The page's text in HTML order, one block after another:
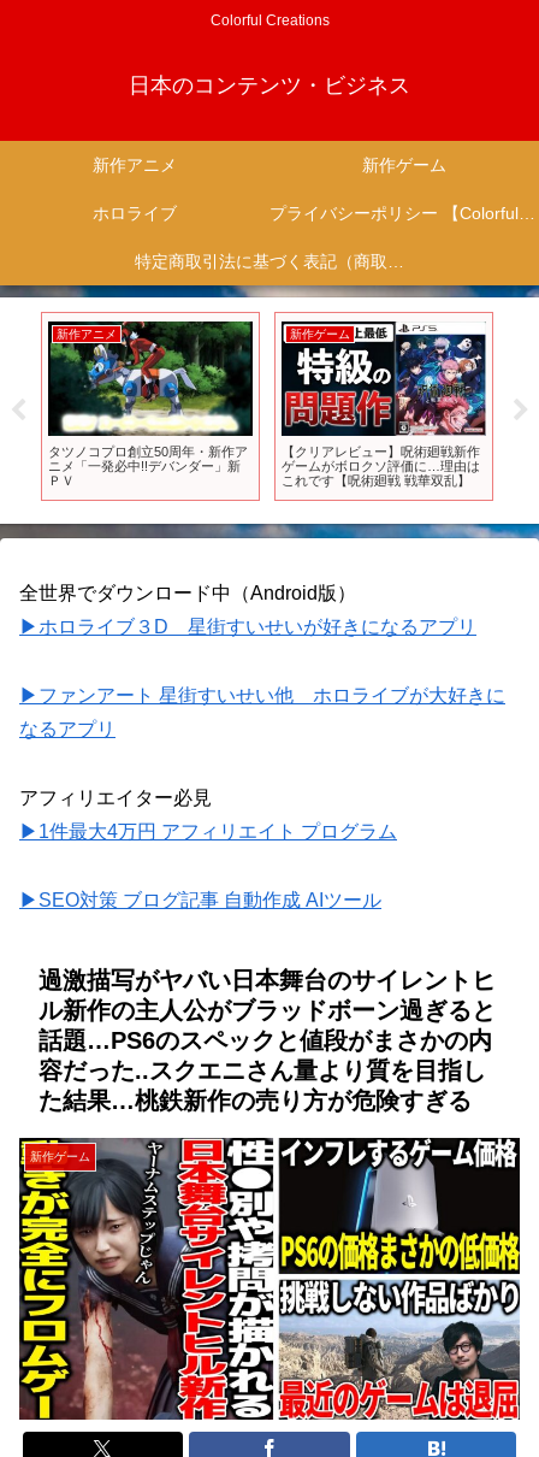
Colorful Creations
日本のコンテンツ・ビジネス
新作アニメ 新作ゲーム
ホロライブ プライバシーポリシー 【Colorful Creation】
特定商取引法に基づく表記（商取引に関する開示）
新作アニメ
タツノコプロ創立50周年・新作ア
ニメ「一発必中!!デバンダー」新
ＰＶ
新作ゲーム
【クリアレビュー】呪術廻戦新作
ゲームがボロクソ評価に…理由は
これです【呪術廻戦 戦華双乱】
全世界でダウンロード中（Android版）
▶ホロライブ３D 星街すいせいが好きになるアプリ
▶ファンアート 星街すいせい他 ホロライブが大好きに
なるアプリ
アフィリエイター必見
▶1件最大4万円 アフィリエイト プログラム
▶SEO対策 ブログ記事 自動作成 AIツール
過激描写がヤバい日本舞台のサイレントヒ
ル新作の主人公がブラッドボーン過ぎると
話題…PS6のスペックと値段がまさかの内
容だった..スクエニさん量より質を目指し
た結果…桃鉄新作の売り方が危険すぎる
新作ゲーム